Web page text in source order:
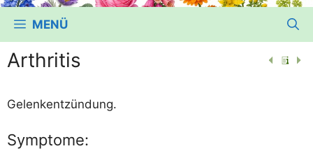
MENÜ
Arthritis
Gelenk­ent­zün­dung.
Symptome: